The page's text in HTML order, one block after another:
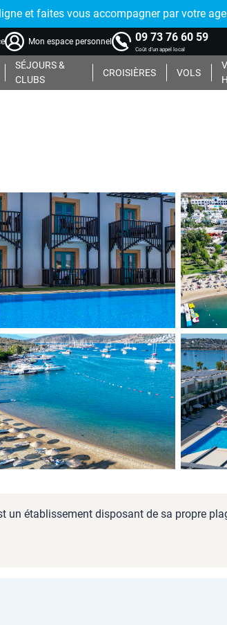
ligne et faites vous accompagner par votre
Mon espace personnel 09 73 76 60 59
Coût d'un appel local
SÉJOURS &
CLUBS
CROISIÈRES VOLS
un établissement disposant de sa propre